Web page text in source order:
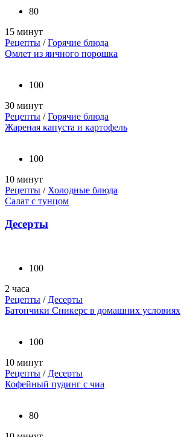
80
15 минут
Рецепты /Горячие блюда
Омлет из яичного порошка
100
30 минут
Рецепты /Горячие блюда
Жареная капуста и картофель
100
10 минут
Рецепты / Холодные блюда
Салат с тунцом
Десерты
100
2 часа
Рецепты / Десерты
Батончики Сникерс в домашних условиях
100
10 минут
Рецепты / Десерты
Кофейный пудинг с чиа
80